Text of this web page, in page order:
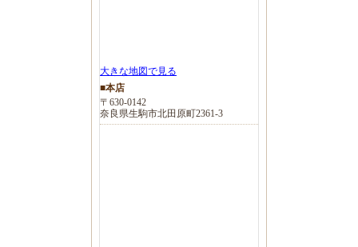
大きな地図で見る
■本店
〒630-0142
奈良県生駒市北田原町2361-3